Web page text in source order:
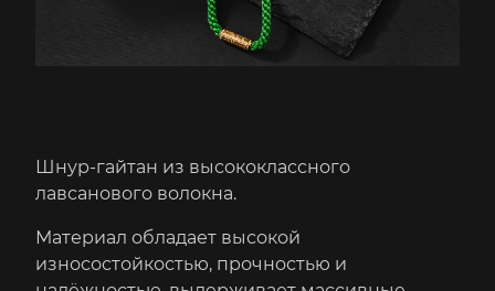
Шнур-гайтан из высококлассного
лавсанового волокна.
Материал обладает высокой
износостойкостью, прочностью и